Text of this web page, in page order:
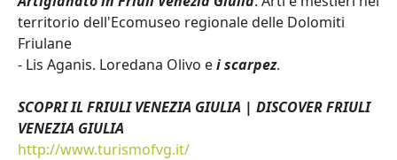
territorio dell'Ecomuseo regionale delle Dolomiti
Friulane
- Lis Aganis. Loredana Olivo ei scarpez.
SCOPRI IL FRIULI VENEZIA GIULIA | DISCOVER FRIULI
VENEZIA GIULIA
http://www.turismofvg.it/